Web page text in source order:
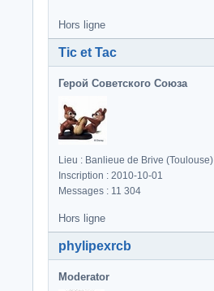
Hors ligne
Tic et Tac
Герой Советского Союза
Lieu : Banlieue de Brive (Toulouse)
Inscription : 2010-10-01
Messages : 11 304
Hors ligne
phylipexrcb
Moderator